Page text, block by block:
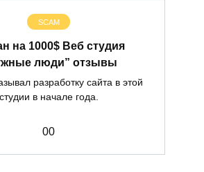
SCAM
на 1000$ Веб студия
люди” отзывы
разработку сайта в этой
студии в начале года.
00